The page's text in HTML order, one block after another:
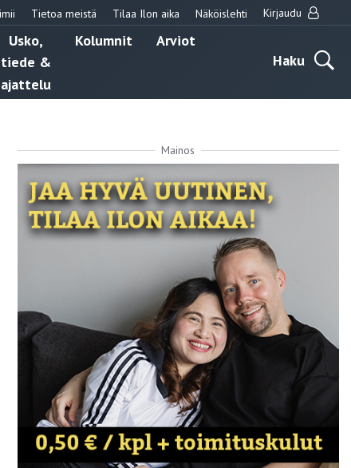
Tietoa meistä Tilaa Ilon aika Näköislehti Kirjaudu
Usko,
tiede &
ajattelu
Kolumnit
Arviot
Haku
Mainos